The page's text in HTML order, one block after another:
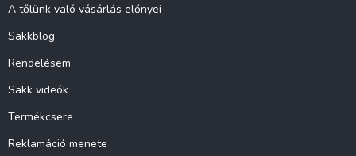
A tőlünk való vásárlás előnyei
Sakkblog
Rendelésem
Sakk videók
Termékcsere
Reklamáció menete